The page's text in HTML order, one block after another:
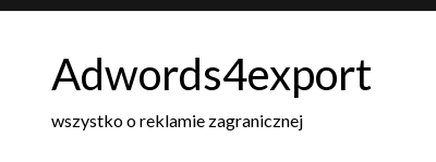
Skip
Adwords4export
wszystko o reklamie zagranicznej